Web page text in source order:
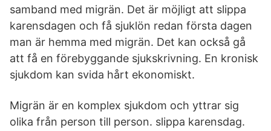
samband med migrän. Det är möjligt att slippa
karensdagen och få sjuklön redan första dagen
man är hemma med migrän. Det kan också gå
att få en förebyggande sjukskrivning. En kronisk
sjukdom kan svida hårt ekonomiskt.
Migrän är en komplex sjukdom och yttrar sig
olika från person till person. slippa karensdag.